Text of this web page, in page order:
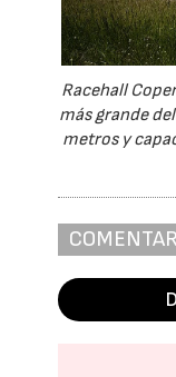
Racehall
más grande
metros y